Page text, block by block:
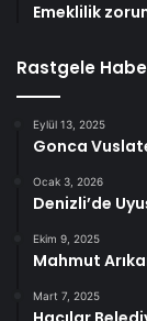
Emeklilik
Rastgele
Eylül 13, 2025
Gonca
Ocak 3, 2026
Denizli’de
Ekim 9, 2025
Mahmut
Mart 7, 2025